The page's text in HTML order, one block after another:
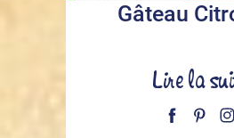
Gâteau
Lire la